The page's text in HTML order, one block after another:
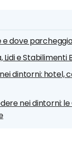
e dove
Lidi e Stabilimenti
dintorni: hotel,
nei dintorni: